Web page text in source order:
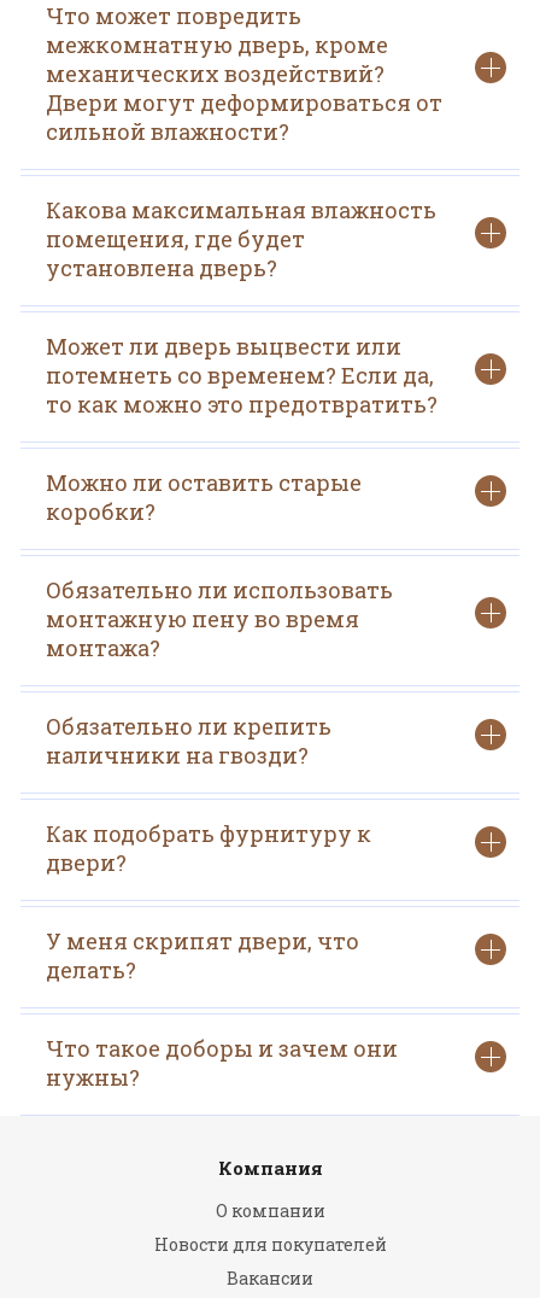
Что может повредить
межкомнатную дверь, кроме
механических воздействий?
Двери могут деформироваться от
сильной влажности?
Какова максимальная влажность
помещения, где будет
установлена дверь?
Может ли дверь выцвести или
потемнеть со временем? Если да,
то как можно это предотвратить?
Можно ли оставить старые
коробки?
Обязательно ли использовать
монтажную пену во время
монтажа?
Обязательно ли крепить
наличники на гвозди?
Как подобрать фурнитуру к
двери?
У меня скрипят двери, что
делать?
Что такое доборы и зачем они
нужны?
Компания
О компании
Новости для покупателей
Вакансии